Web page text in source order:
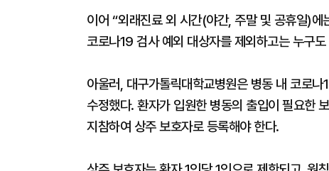
이어 “외래진료 외 시간(야간, 주말 및 공휴일)
코로나19 검사 예외 대상자를 제외하고는 누구
아울러, 대구가톨릭대학교병원은 병동 내 코로
수정했다. 환자가 입원한 병동의 출입이 필요한
지참하여 상주 보호자로 등록해야 한다.